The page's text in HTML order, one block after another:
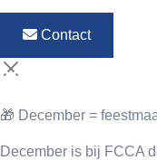
Contact
🎁 December =
December is bij FCCA